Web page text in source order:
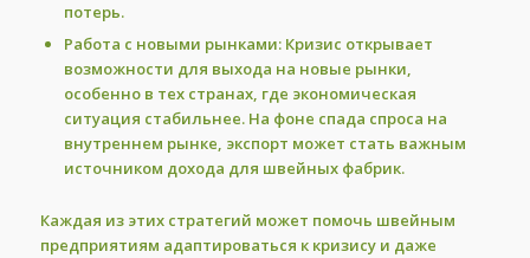
потерь.
Работа с новыми рынками:Кризис открывает
возможности для выхода на новые рынки,
особенно в тех странах, где экономическая
ситуация стабильнее. На фоне спада спроса на
внутреннем рынке, экспорт может стать важным
источником дохода для швейных фабрик.
Каждая из этих стратегий может помочь швейным
предприятиям адаптироваться к кризису и даже